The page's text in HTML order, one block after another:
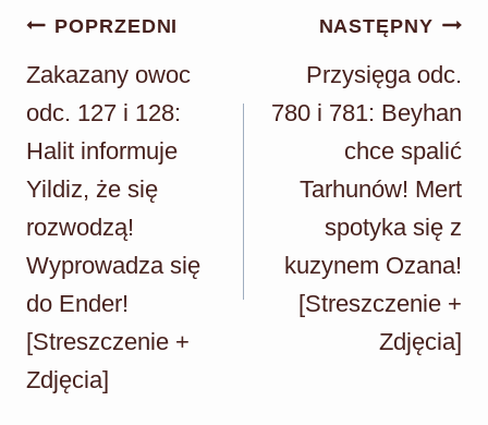
Nawigacja
wpisu
POPRZEDNI
Zakazany owoc
odc. 127 i 128:
Halit informuje
Yildiz, że się
rozwodzą!
Wyprowadza się
do Ender!
[Streszczenie +
Zdjęcia]
NASTĘPNY
Przysięga odc.
780 i 781: Beyhan
chce spalić
Tarhunów! Mert
spotyka się z
kuzynem Ozana!
[Streszczenie +
Zdjęcia]